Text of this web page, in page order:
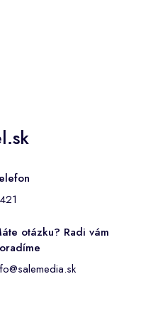
otázku? Radi vám